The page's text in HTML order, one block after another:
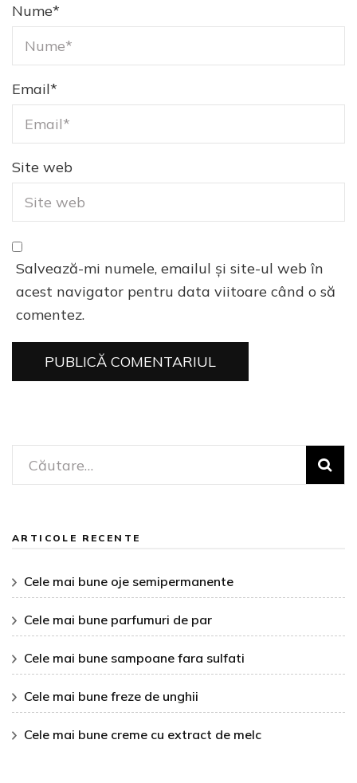
Nume*
Email*
Site web
Salvează-mi numele, emailul și site-ul web în
acest navigator pentru data viitoare când o să
comentez.
Caută
după:
ARTICOLE RECENTE
Cele mai bune oje semipermanente
Cele mai bune parfumuri de par
Cele mai bune sampoane fara sulfati
Cele mai bune freze de unghii
Cele mai bune creme cu extract de melc